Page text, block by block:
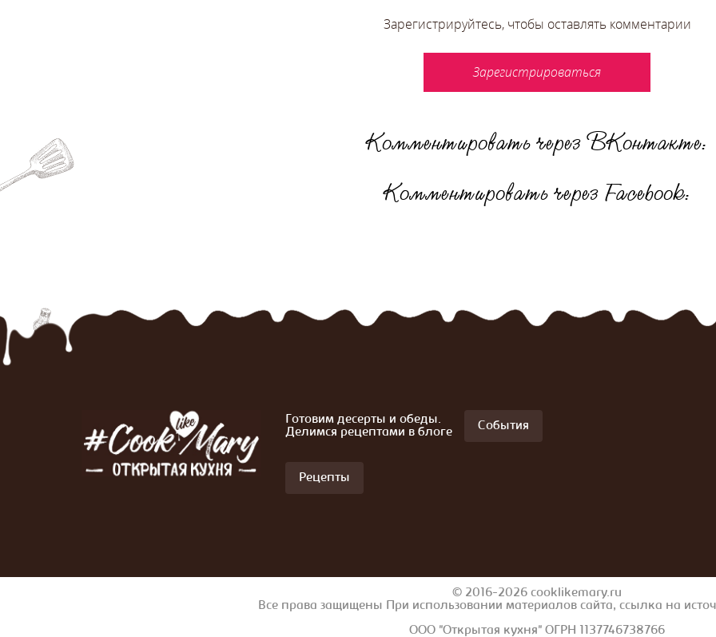
Зарегистрируйтесь, чтобы оставлять комментарии
Зарегистрироваться
Комментировать через ВКонтакте:
Комментировать через Facebook:
Готовим десерты и обеды.
Делимся рецептами в блоге
События
Рецепты
© 2016-2026 cooklikemary.ru
Все права защищены При использовании материалов сайта, ссылка на
ООО "Открытая кухня" ОГРН 1137746738766